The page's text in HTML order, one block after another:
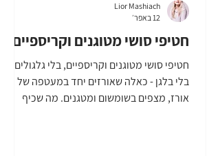
חטיפי סושי מטוגנים וקריספיים
חטיפי סושי מטוגנים וקריספיים, בלי גלגולים,
בלי בלגן - כאלה שאורזים יחד במעטפה של דף
אורז, מצפים בשומשום ומטגנים. מה שכיף
Lior Mashiach
12 באפר׳